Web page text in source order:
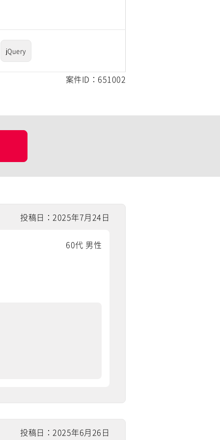
jQuery
案件ID：651002
投稿日：2025年7月24日
60代 男性
投稿日：2025年6月26日